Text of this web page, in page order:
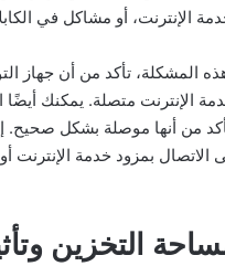
الإنترنت، أو مشاكل في
المشكلة، تأكد من أن جهاز
الإنترنت متصلة. يمكنك أيضًا
من أنها موصلة بشكل صحيح.
الاتصال بمزود خدمة الإنترنت
التخزين